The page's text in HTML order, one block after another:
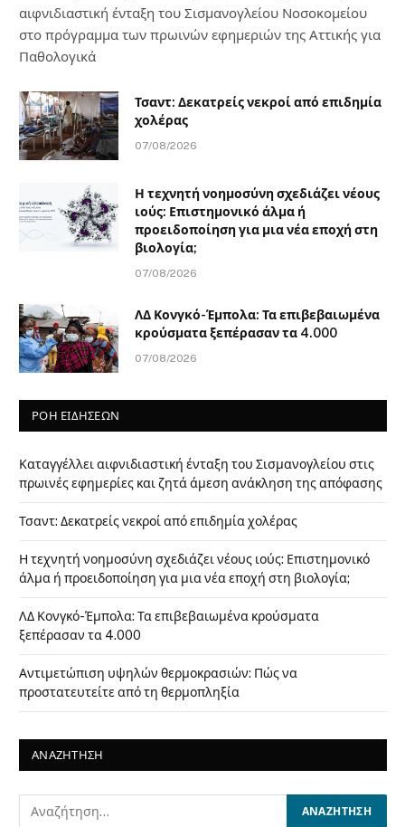
αιφνιδιαστική ένταξη του Σισμανογλείου Νοσοκομείου
στο πρόγραμμα των πρωινών εφημεριών της Αττικής για
Παθολογικά
Τσαντ: Δεκατρείς νεκροί από επιδημία
χολέρας
07/08/2026
Η τεχνητή νοημοσύνη σχεδιάζει νέους
ιούς: Επιστημονικό άλμα ή
προειδοποίηση για μια νέα εποχή στη
βιολογία;
07/08/2026
ΛΔ Κονγκό-Έμπολα: Τα επιβεβαιωμένα
κρούσματα ξεπέρασαν τα 4.000
07/08/2026
ΡΟΗ ΕΙΔΗΣΕΩΝ
Καταγγέλλει αιφνιδιαστική ένταξη του Σισμανογλείου στις
πρωινές εφημερίες και ζητά άμεση ανάκληση της απόφασης
Τσαντ: Δεκατρείς νεκροί από επιδημία χολέρας
Η τεχνητή νοημοσύνη σχεδιάζει νέους ιούς: Επιστημονικό
άλμα ή προειδοποίηση για μια νέα εποχή στη βιολογία;
ΛΔ Κονγκό-Έμπολα: Τα επιβεβαιωμένα κρούσματα
ξεπέρασαν τα 4.000
Αντιμετώπιση υψηλών θερμοκρασιών: Πώς να
προστατευτείτε από τη θερμοπληξία
ΑΝΑΖΗΤΗΣΗ